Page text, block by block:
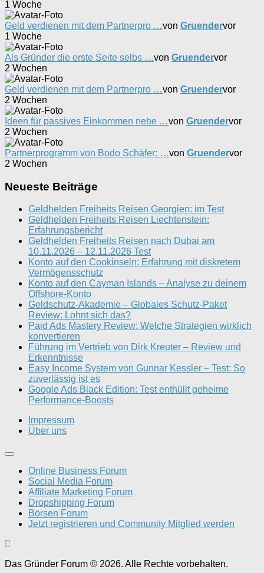
1 Woche
Geld verdienen mit dem Partnerpro …von Gruendervor
1 Woche
Als Gründer die erste Seite selbs …von Gruendervor
2 Wochen
Geld verdienen mit dem Partnerpro …von Gruendervor
2 Wochen
Ideen für passives Einkommen nebe …von Gruendervor
2 Wochen
Partnerprogramm von Bodo Schäfer: …von Gruendervor
2 Wochen
Neueste Beiträge
Geldhelden Freiheits Reisen Georgien: im Test
Geldhelden Freiheits Reisen Liechtenstein:
Erfahrungsbericht
Geldhelden Freiheits Reisen nach Dubai am
10.11.2026 – 12.11.2026 Test
Konto auf den Cookinseln: Erfahrung mit diskretem
Vermögensschutz
Konto auf den Cayman Islands – Analyse zu deinem
Offshore-Konto
Geldschutz-Akademie – Globales Schutz-Paket
Review: Lohnt sich das?
Paid Ads Mastery Review: Welche Strategien wirklich
konvertieren
Führung im Vertrieb von Dirk Kreuter – Review und
Erkenntnisse
Easy Income System von Gunnar Kessler – Test: So
zuverlässig ist es
Google Ads Black Edition: Test enthüllt geheime
Performance-Boosts
Impressum
Über uns
Online Business Forum
Social Media Forum
Affiliate Marketing Forum
Dropshipping Forum
Börsen Forum
Jetzt registrieren und Community Mitglied werden
Das Gründer Forum © 2026. Alle Rechte vorbehalten.